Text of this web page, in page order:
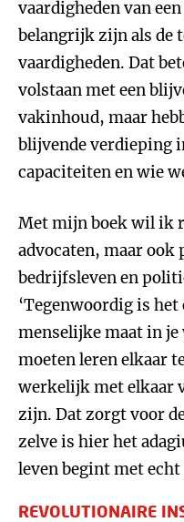
vaardigheden van
belangrijk zijn als de
vaardigheden. Dat
volstaan met een
vakinhoud, maar
blijvende verdieping
capaciteiten en wie
Met mijn boek wil ik
advocaten, maar
bedrijfsleven en
‘Tegenwoordig is
menselijke maat in
moeten leren elkaar
werkelijk met elkaar
zijn. Dat zorgt voor
zelve is hier het
leven begint met
REVOLUTIONAIRE